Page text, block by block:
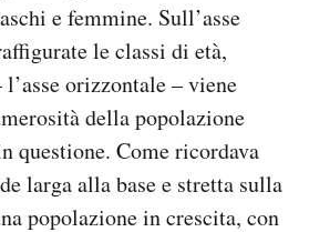
e femmine. Sull’asse
le classi di età,
orizzontale – viene
della popolazione
questione. Come ricordava
larga alla base e stretta sulla
popolazione in crescita, con